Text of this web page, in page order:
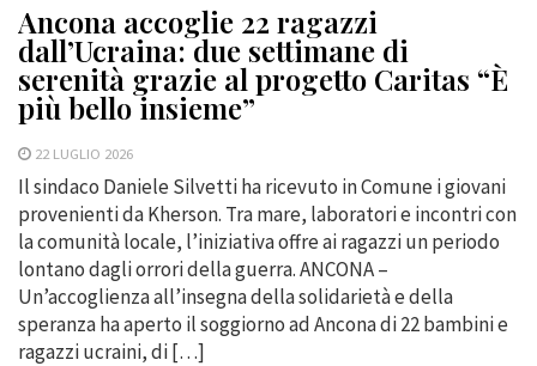
Ancona accoglie 22 ragazzi
dall’Ucraina: due settimane di
serenità grazie al progetto Caritas “È
più bello insieme”
22 LUGLIO 2026
Il sindaco Daniele Silvetti ha ricevuto in Comune i giovani
provenienti da Kherson. Tra mare, laboratori e incontri con
la comunità locale, l’iniziativa offre ai ragazzi un periodo
lontano dagli orrori della guerra. ANCONA –
Un’accoglienza all’insegna della solidarietà e della
speranza ha aperto il soggiorno ad Ancona di 22 bambini e
ragazzi ucraini, di […]